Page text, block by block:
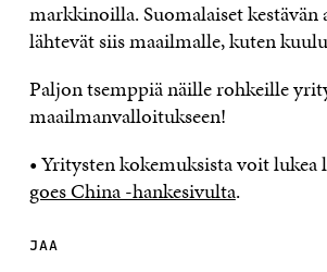
markkinoilla. Suomalaiset kestävän
lähtevät siis maailmalle, kuten
Paljon tsemppiä näille rohkeille
maailmanvalloitukseen!
• Yritysten kokemuksista voit lukea
goes China -hankesivulta.
JAA